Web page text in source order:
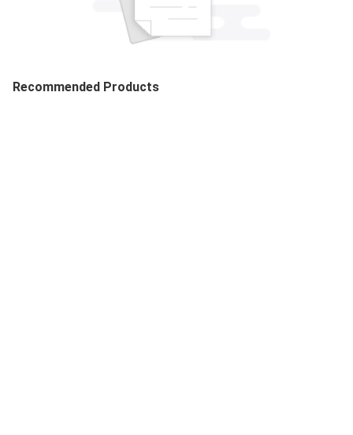
Recommended Products